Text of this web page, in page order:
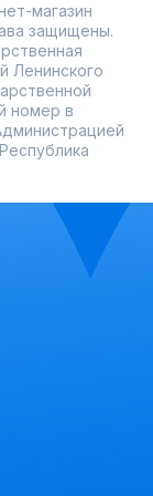
магазин
защищены.
Ленинского
номер в